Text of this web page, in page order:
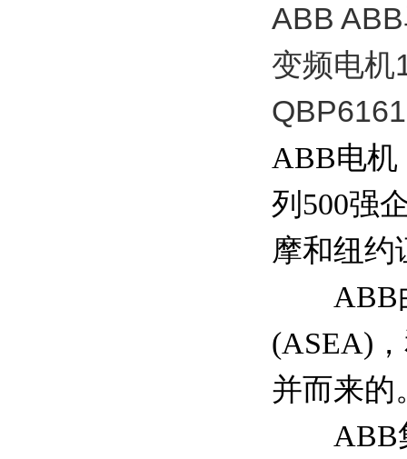
ABB
变频电机
ABB电
列500强
摩和纽约
ABB由
(ASEA)
并而来的
ABB集